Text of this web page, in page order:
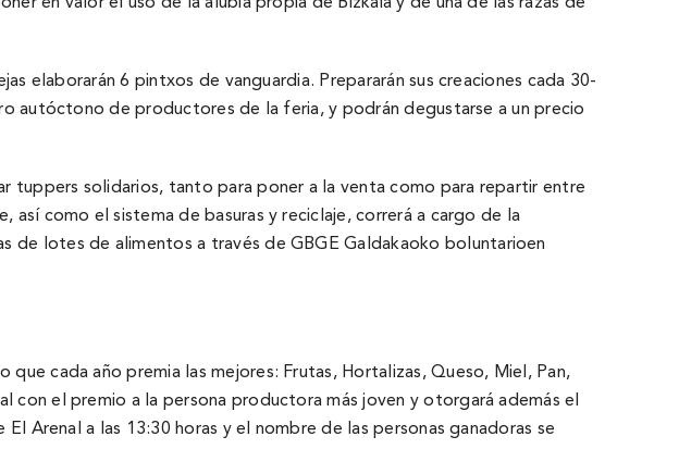
elaborarán 6 pintxos de vanguardia. Prepararán sus creaciones cada 30-
autóctono de productores de la feria, y podrán degustarse a un precio
tuppers solidarios, tanto para poner a la venta como para repartir entre
como el sistema de basuras y reciclaje, correrá a cargo de la
de lotes de alimentos a través de GBGE Galdakaoko boluntarioen
cada año premia las mejores: Frutas, Hortalizas, Queso, Miel, Pan,
con el premio a la persona productora más joven y otorgará además el
Arenal a las 13:30 horas y el nombre de las personas ganadoras se